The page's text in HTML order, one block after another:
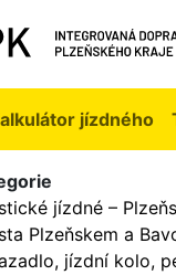
jízdného
jízdné –
Plzeňskem a
jízdní kolo,